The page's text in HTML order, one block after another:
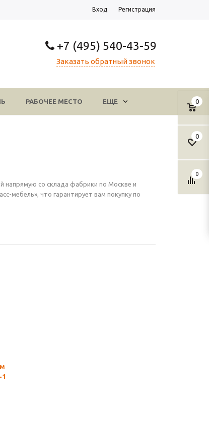
Вход Регистрация
+7 (495) 540-43-59
Заказать обратный звонок
0
0
0
РАБОЧЕЕ МЕСТО ЕЩЕ
напрямую со склада фабрики по Москве и
мебель», что гарантирует вам покупку по